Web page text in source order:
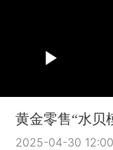
黄金零售“水贝
2025-04-30 12:00